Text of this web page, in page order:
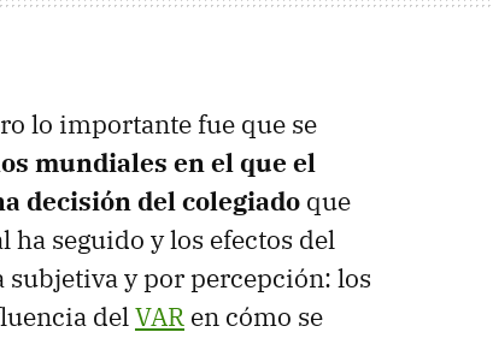
lo importante fue que se
mundiales en el que el
decisión del colegiado que
seguido y los efectos del
subjetiva y por percepción: los
delVAR en cómo se